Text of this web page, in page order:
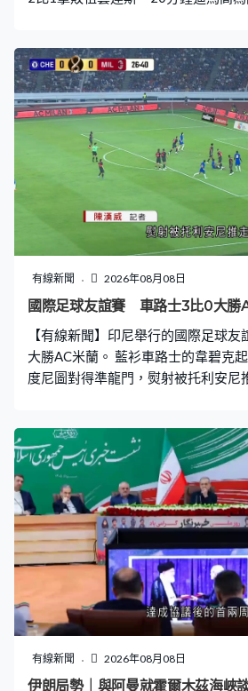
果贏2比1。
有線新聞 2026年08月08日
國際足球友誼賽 車路士3比0大勝
【有線新聞】印尼舉行的國際足球
大勝AC米蘭。 藍衫車路士的韋碧克
度尼圖對得準龍門，熨射被托利安尼
順了，近門起腳，擋到都入，下半場
0。 隊長的摩西斯卡斯度入得更精彩
窩利，50分鐘贏到3球。星期三在啟
斯，高爾龐馬沒有上陣，轉戰印尼擔
了。尼高拉斯積遜傳給他，窄位有了
被門將沒收。19歲的昆達就兩樣都
柱。車路士壓著來攻，輪到尼高拉斯
近柱，結果淨勝3球。車路士轉戰馬
DT。
有線新聞 2026年08月08日
伊朗局勢｜與阿曼就霍爾木茲海